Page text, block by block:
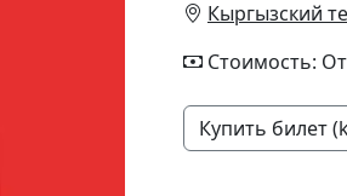
Кыргызский
Стоимость:
Купить билет